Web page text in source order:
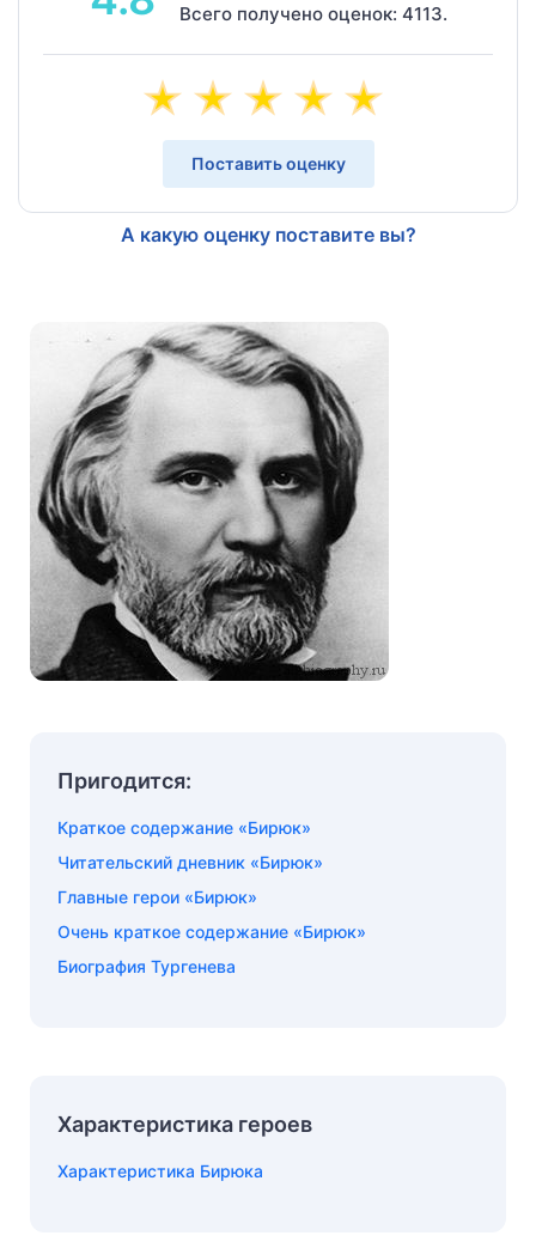
Всего получено оценок: 4113.
Поставить оценку
А какую оценку поставите вы?
Пригодится:
Краткое содержание «Бирюк»
Читательский дневник «Бирюк»
Главные герои «Бирюк»
Очень краткое содержание «Бирюк»
Биография Тургенева
Характеристика героев
Характеристика Бирюка